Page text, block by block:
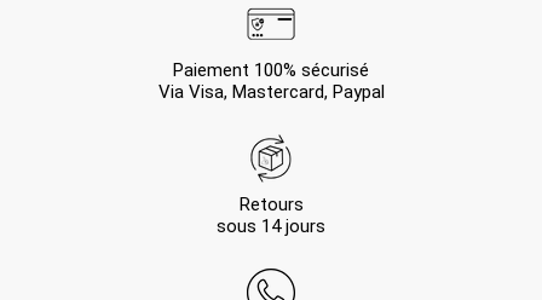
Paiement 100% sécurisé
Via Visa, Mastercard, Paypal
Retours
sous 14 jours